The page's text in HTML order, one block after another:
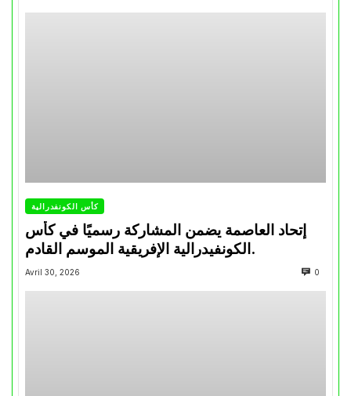
كأس الكونفدرالية
إتحاد العاصمة يضمن المشاركة رسميًا في كأس
الكونفيدرالية الإفريقية الموسم القادم.
Avril 30, 2026 0